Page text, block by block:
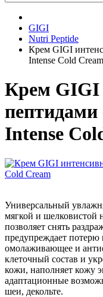
GIGI
Nutri Peptide
Крем GIGI
Intense Cold Cream
Крем GIGI
Intense
Универсальный
мягкой и шелковистой
позволяет снять
предупреждает потерю
омолаживающее и
клеточный состав и
кожи, наполняет кожу
адаптационные
шеи, декольте.